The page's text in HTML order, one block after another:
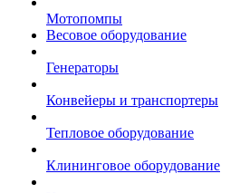
Мотопомпы
Весовое оборудование
Генераторы
Конвейеры и транспортеры
Тепловое оборудование
Клининговое оборудование